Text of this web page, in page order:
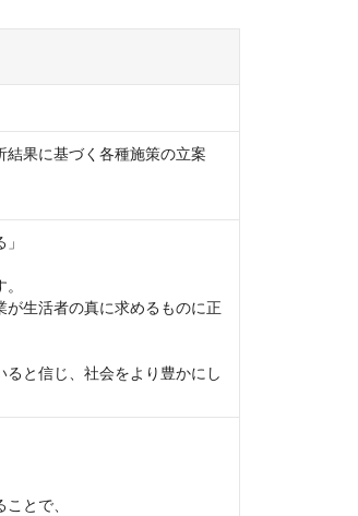
結果に基づく各種施策の立案
生活者の真に求めるものに正
と信じ、社会をより豊かにし
とで、